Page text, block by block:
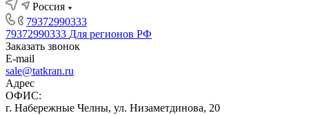
Россия
79372990333
79372990333 Для регионов РФ
Заказать звонок
E-mail
sale@tatkran.ru
Адрес
ОФИС:
г. Набережные Челны, ул. Низаметдинова, 20